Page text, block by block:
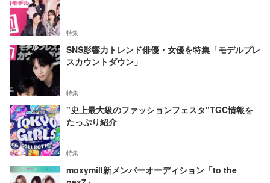
特集
SNS影響力トレンド俳優・女優を特集「モデルプレ
スカウントダウン」
特集
"史上最大級のファッションフェスタ"TGC情報を
たっぷり紹介
特集
moxymill新メンバーオーディション「to the